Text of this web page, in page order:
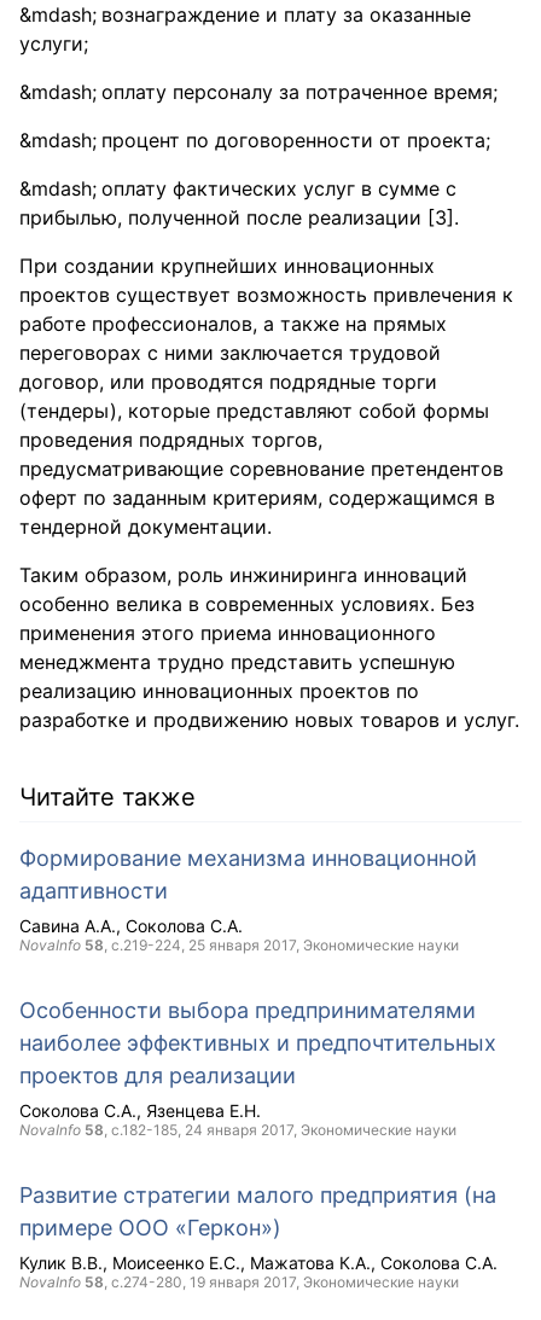
вознаграждение и плату за оказанные
услуги;
оплату персоналу за потраченное время;
процент по договоренности от проекта;
оплату фактических услуг в сумме с
прибылью, полученной после реализации [3].
При создании крупнейших инновационных
проектов существует возможность привлечения к
работе профессионалов, а также на прямых
переговорах с ними заключается трудовой
договор, или проводятся подрядные торги
(тендеры), которые представляют собой формы
проведения подрядных торгов,
предусматривающие соревнование претендентов
оферт по заданным критериям, содержащимся в
тендерной документации.
Таким образом, роль инжиниринга инноваций
особенно велика в современных условиях. Без
применения этого приема инновационного
менеджмента трудно представить успешную
реализацию инновационных проектов по
разработке и продвижению новых товаров и услуг.
Читайте также
Формирование механизма инновационной
адаптивности
Савина А.А. Соколова С.А.
NovaInfo 58 , с.219-224, 25 января 2017 , Экономические науки
Особенности выбора предпринимателями
наиболее эффективных и предпочтительных
проектов для реализации
Соколова С.А. Язенцева Е.Н.
NovaInfo 58 , с.182-185, 24 января 2017 , Экономические науки
Развитие стратегии малого предприятия (на
примере ООО «Геркон»)
Кулик В.В. Моисеенко Е.С. Мажатова К.А. Соколова С.А.
NovaInfo 58 , с.274-280, 19 января 2017 , Экономические науки